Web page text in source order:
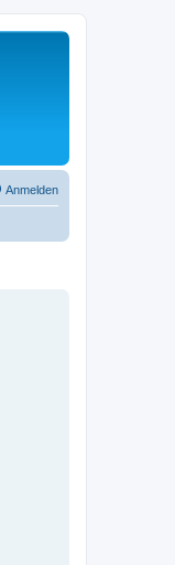
Anmelden